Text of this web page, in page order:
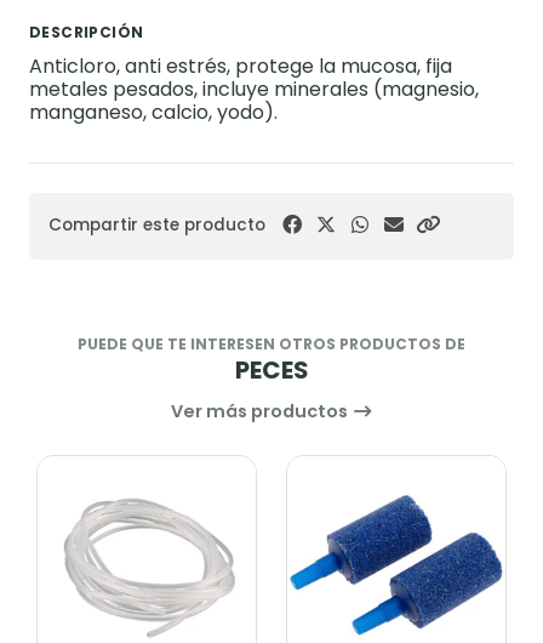
DESCRIPCIÓN
Anticloro, anti estrés, protege la mucosa, fija
metales pesados, incluye minerales (magnesio,
manganeso, calcio, yodo).
Compartir este producto
PUEDE QUE TE INTERESEN OTROS PRODUCTOS DE
PECES
Ver más productos